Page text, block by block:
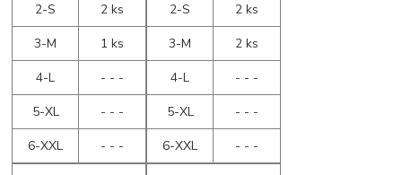
2-S
2 ks
3-M
1 ks
4-L
- - -
5-XL
- - -
6-XXL
- - -
2-S
2 ks
3-M
2 ks
4-L
- - -
5-XL
- - -
6-XXL
- - -